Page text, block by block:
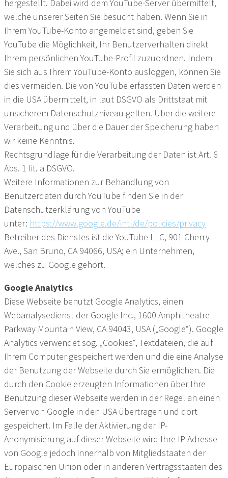
hergestellt. Dabei wird dem YouTube-Server übermittelt,
welche unserer Seiten Sie besucht haben. Wenn Sie in
Ihrem YouTube-Konto angemeldet sind, geben Sie
YouTube die Möglichkeit, Ihr Benutzerverhalten direkt
Ihrem persönlichen YouTube-Profil zuzuordnen. Indem
Sie sich aus Ihrem YouTube-Konto ausloggen, können Sie
dies vermeiden. Die von YouTube erfassten Daten werden
in die USA übermittelt, in laut DSGVO als Drittstaat mit
unsicherem Datenschutzniveau gelten. Über die weitere
Verarbeitung und über die Dauer der Speicherung haben
wir keine Kenntnis.
Rechtsgrundlage für die Verarbeitung der Daten ist Art. 6
Abs. 1 lit. a DSGVO.
Weitere Informationen zur Behandlung von
Benutzerdaten durch YouTube finden Sie in der
Datenschutzerklärung von YouTube
unter: https://www.google.de/intl/de/policies/privacy
Betreiber des Dienstes ist die YouTube LLC, 901 Cherry
Ave., San Bruno, CA 94066, USA; ein Unternehmen,
welches zu Google gehört.
Google Analytics
Diese Webseite benutzt Google Analytics, einen
Webanalysedienst der Google Inc., 1600 Amphitheatre
Parkway Mountain View, CA 94043, USA („Google“). Google
Analytics verwendet sog. „Cookies“, Textdateien, die auf
Ihrem Computer gespeichert werden und die eine Analyse
der Benutzung der Webseite durch Sie ermöglichen. Die
durch den Cookie erzeugten Informationen über Ihre
Benutzung dieser Webseite werden in der Regel an einen
Server von Google in den USA übertragen und dort
gespeichert. Im Falle der Aktivierung der IP-
Anonymisierung auf dieser Webseite wird Ihre IP-Adresse
von Google jedoch innerhalb von Mitgliedstaaten der
Europäischen Union oder in anderen Vertragsstaaten des